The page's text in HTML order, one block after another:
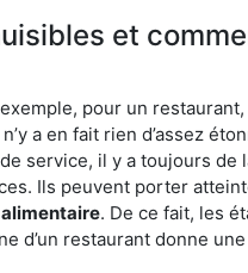
et
pour un
a en fait rien d’assez
service, il y a toujours
Ils peuvent porter
. De ce fait, les
d’un restaurant donne